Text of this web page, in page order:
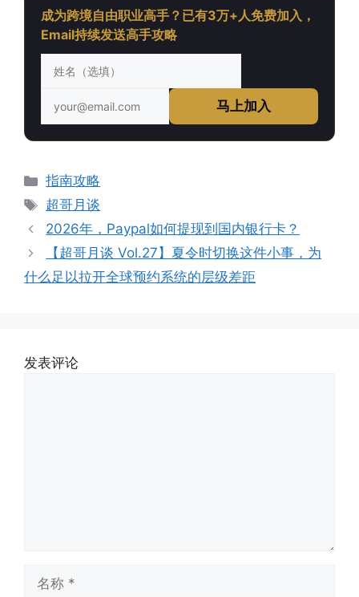
成为跨境自由职业高手？已有3万+人免费加入，
Email持续发送高手攻略
马上加入
分
类
指南攻略
标
签
超哥月谈
2026年，Paypal如何提现到国内银行卡？
【超哥月谈 Vol.27】夏令时切换这件小事，为
什么足以拉开全球预约系统的层级差距
发表评论